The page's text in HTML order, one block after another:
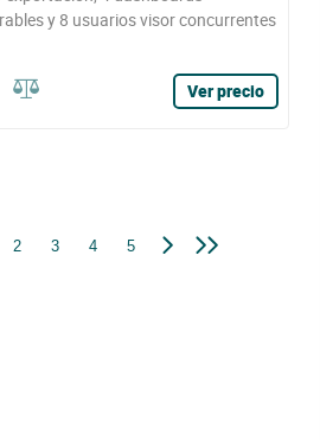
y 8 usuarios visor concurrentes
Ver precio
2 3 4 5